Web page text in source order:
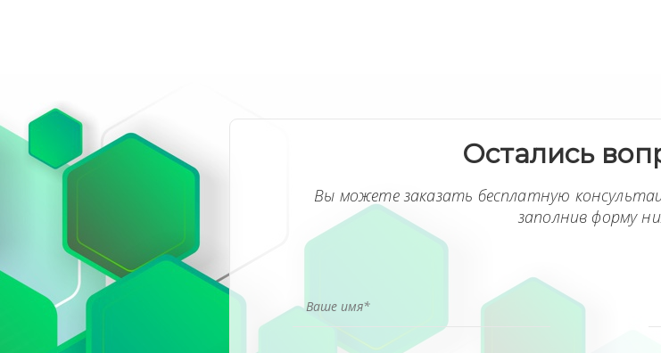
Остались
Вы можете заказать бесплатную
заполнив форму